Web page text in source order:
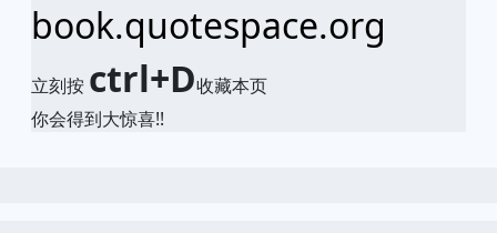
book.quotespace.org
立刻按 ctrl+D收藏本页
你会得到大惊喜!!